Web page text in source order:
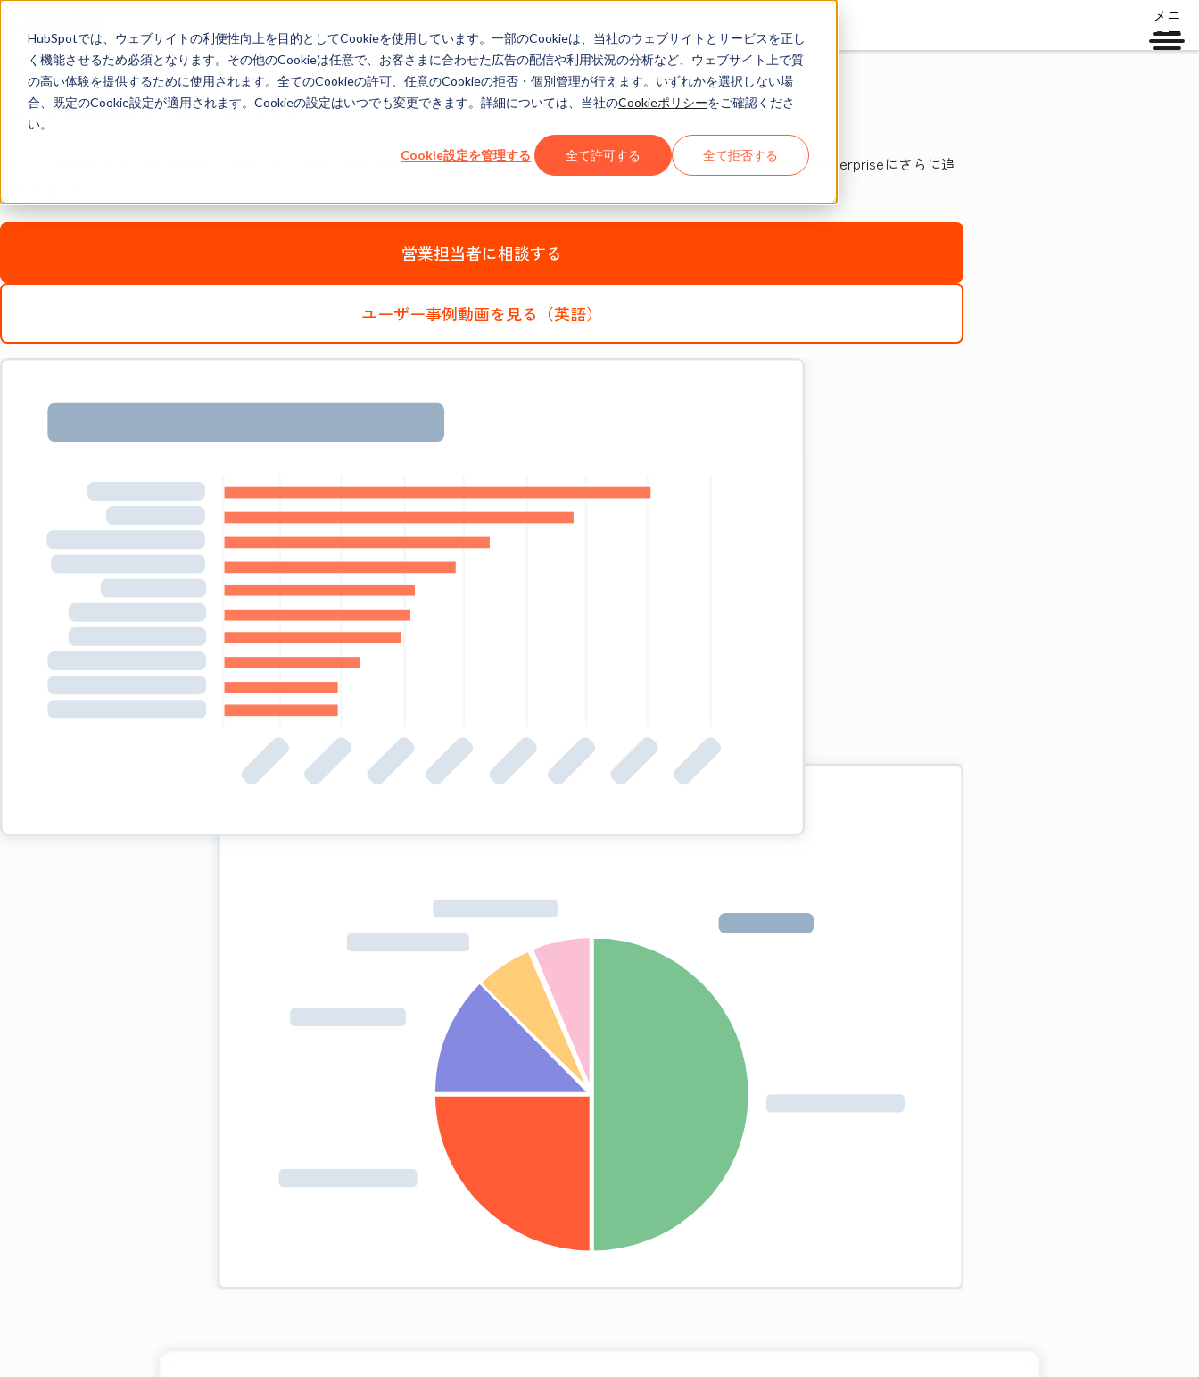
HubSpotでは、ウェブサイトの利便性向上を目的としてCookieを使用しています。一部のCookieは、当社のウェブサイトとサービスを正し
く機能させるため必須となります。その他のCookieは任意で、お客さまに合わせた広告の配信や利用状況の分析など、ウェブサイト上で質
の高い体験を提供するために使用されます。全てのCookieの許可、任意のCookieの拒否・個別管理が行えます。いずれかを選択しない場
合、既定のCookie設定が適用されます。Cookieの設定はいつでも変更できます。詳細については、当社のCookieポリシーをご確認くださ
い。
Cookie設定を管理する 全て許可する 全て拒否する
メニ
ュー
Marketing Hub Enterprise
使いやすさはそのままに、さらにパワーアップ。
ユーザーの皆さまから高い評価をいただいている使いやすさはそのままに、ビジネスの成長に役立つ便利な機能がMarketing Hub Enterpriseにさらに追
営業担当者に相談する
ユーザー事例動画を見る（英語）